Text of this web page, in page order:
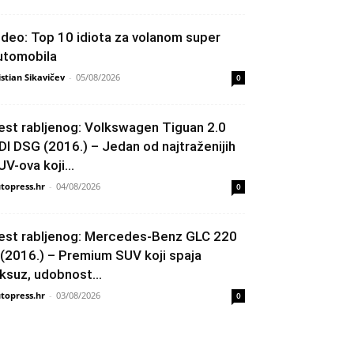
Top 10 idiota za volanom super
Sikavičev - 05/08/2026 0
rabljenog: Volkswagen Tiguan 2.0
DSG (2016.) – Jedan od najtraženijih
ova koji...
- 04/08/2026 0
rabljenog: Mercedes-Benz GLC 220
– Premium SUV koji spaja
udobnost...
- 03/08/2026 0